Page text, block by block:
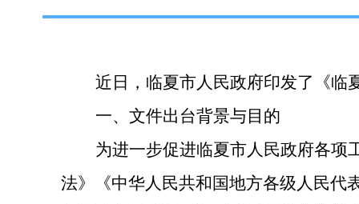
近日， 临夏市人民政府印发了
《
一、文件出台背景与目的
为进一步促进临夏市人民政府各项
法》《中华人民共和国地方各级人民代